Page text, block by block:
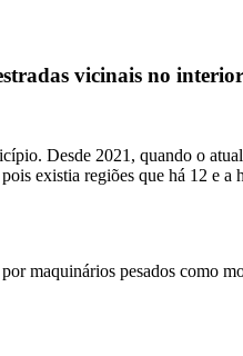
vicinais no
Desde 2021, quando o
existia regiões que há 12 e a
maquinários pesados como